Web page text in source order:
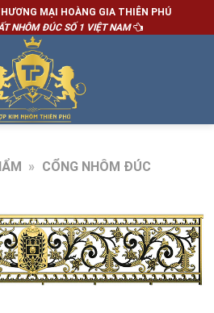
MẠI HOÀNG GIA THIÊN PHÚ
NHÔM ĐÚC SỐ 1 VIỆT NAM
» CỔNG NHÔM ĐÚC